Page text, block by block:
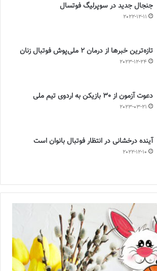
جنجال جدید در سوپرلیگ فوتسال
2022-12-11
تازه‌ترین خبرها از درمان ۲ ملی‌پوش فوتبال زنان
2023-12-24
دعوت آزمون از 30 بازیکن به اردوی تیم ملی
2023-03-21
آینده درخشانی در انتظار فوتبال بانوان است
2022-12-10